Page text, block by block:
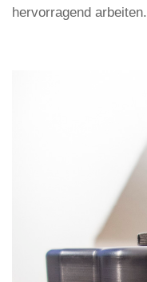
hervorragend arbeiten.